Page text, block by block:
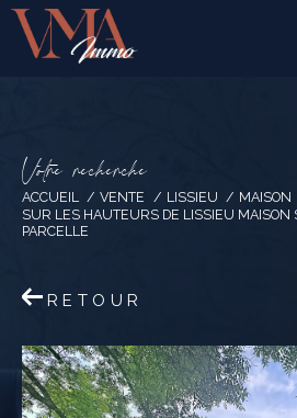
Votre recherche
ACCUEIL VENTE LISSIEU MAISON
SUR LES HAUTEURS DE LISSIEU MAISON
PARCELLE
RETOUR